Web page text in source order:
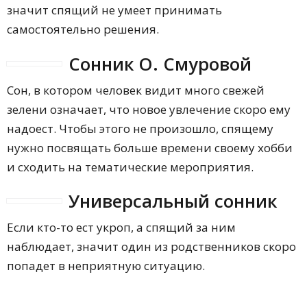
значит спящий не умеет принимать
самостоятельно решения.
Сонник О. Смуровой
Сон, в котором человек видит много свежей
зелени означает, что новое увлечение скоро ему
надоест. Чтобы этого не произошло, спящему
нужно посвящать больше времени своему хобби
и сходить на тематические мероприятия.
Универсальный сонник
Если кто-то ест укроп, а спящий за ним
наблюдает, значит один из родственников скоро
попадет в неприятную ситуацию.